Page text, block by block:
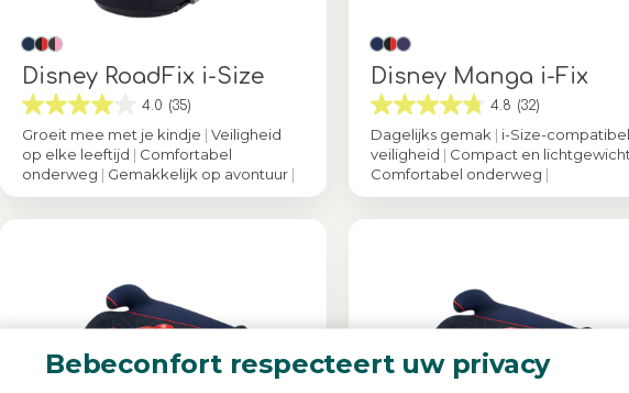
Disney RoadFix i-Size
4.0 (35)
Groeit mee met je kindje | Veiligheid
op elke leeftijd | Comfortabel
onderweg | Gemakkelijk op avontuur |
Kleur Authentic Stitch
Disney Manga i-Fix
4.8 (32)
Dagelijks gemak | i-Size-
veiligheid | Compact en lichtgewicht
Comfortabel onderweg |
Kleur Authentic
Bebeconfort respecteert uw privacy